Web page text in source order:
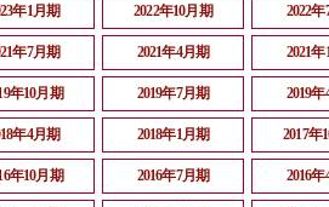
年1月期 2022年10月期 2022
年7月期 2021年4月期 2021
年10月期 2019年7月期 2019
年4月期 2018年1月期 2017年
年10月期 2016年7月期 2016